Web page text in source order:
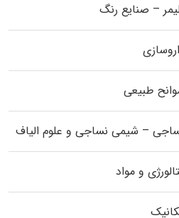
– صنایع رنگ
طبیعی
– شیمی نساجی و علوم الیاف
و مواد